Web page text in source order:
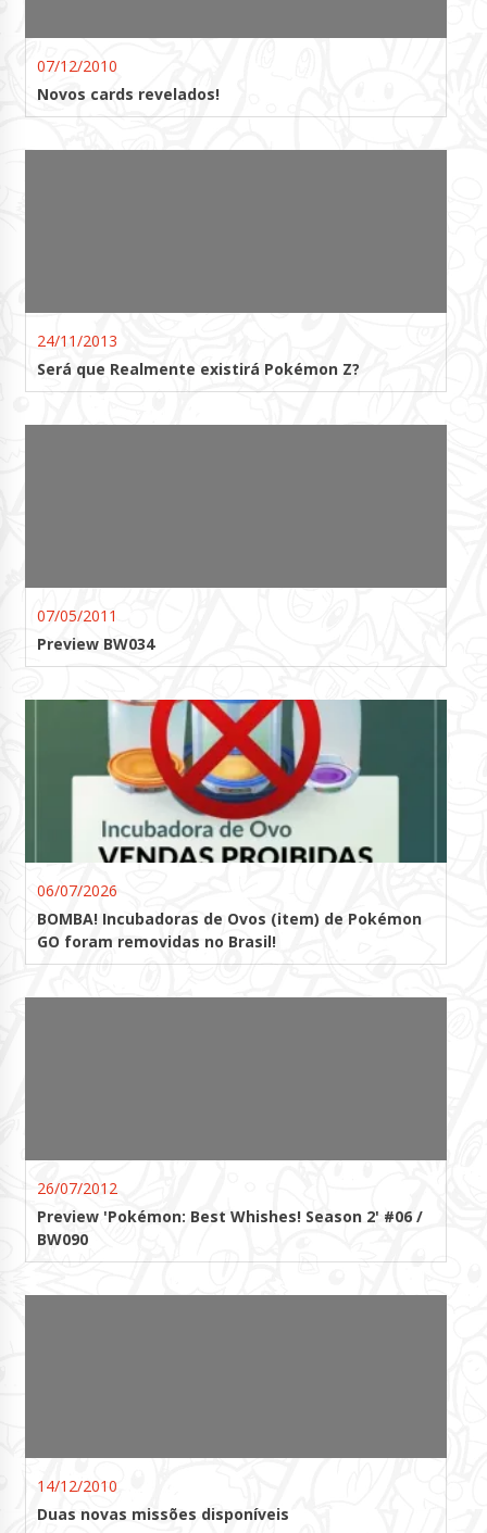
07/12/2010
Novos cards revelados!
24/11/2013
Será que Realmente existirá Pokémon Z?
07/05/2011
Preview BW034
06/07/2026
BOMBA! Incubadoras de Ovos (item) de Pokémon
GO foram removidas no Brasil!
26/07/2012
Preview 'Pokémon: Best Whishes! Season 2' #06 /
BW090
14/12/2010
Duas novas missões disponíveis